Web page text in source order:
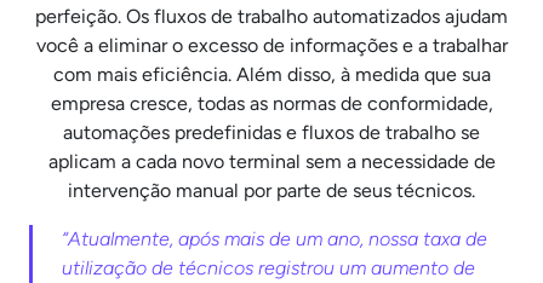
perfeição. Os fluxos de trabalho automatizados ajudam
você a eliminar o excesso de informações e a trabalhar
com mais eficiência. Além disso, à medida que sua
empresa cresce, todas as normas de conformidade,
automações predefinidas e fluxos de trabalho se
aplicam a cada novo terminal sem a necessidade de
intervenção manual por parte de seus técnicos.
“Atualmente, após mais de um ano, nossa taxa de
utilização de técnicos registrou um aumento de